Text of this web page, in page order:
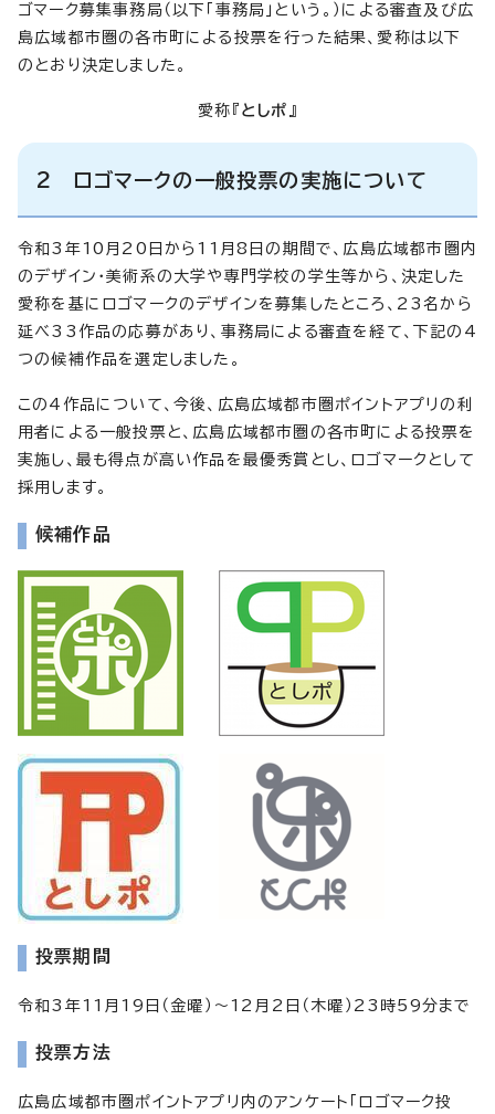
ゴマーク募集事務局（以下「事務局」という。）による審査及び広
島広域都市圏の各市町による投票を行った結果、愛称は以下
のとおり決定しました。
愛称『 としポ 』
2 ロゴマークの一般投票の実施について
令和3年10月20日から11月8日の期間で、広島広域都市圏内
のデザイン・美術系の大学や専門学校の学生等から、決定した
愛称を基にロゴマークのデザインを募集したところ、23名から
延べ33作品の応募があり、事務局による審査を経て、下記の4
つの候補作品を選定しました。
この4作品について、今後、広島広域都市圏ポイントアプリの利
用者による一般投票と、広島広域都市圏の各市町による投票を
実施し、最も得点が高い作品を最優秀賞とし、ロゴマークとして
採用します。
候補作品
投票期間
令和3年11月19日（金曜）～12月2日（木曜）23時59分まで
投票方法
広島広域都市圏ポイントアプリ内のアンケート「ロゴマーク投